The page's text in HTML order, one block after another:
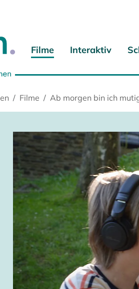
Filme Interaktiv
Filme Ab morgen bin ich